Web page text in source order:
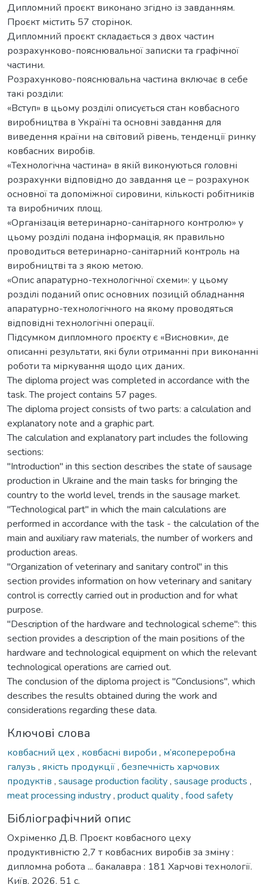
Дипломний проєкт виконано згідно із завданням.
Проєкт містить 57 сторінок.
Дипломний проєкт складається з двох частин
розрахунково-пояснювальної записки та графічної
частини.
Розрахунково-пояснювальна частина включає в себе
такі розділи:
«Вступ» в цьому розділі описується стан ковбасного
виробництва в Україні та основні завдання для
виведення країни на світовий рівень, тенденції ринку
ковбасних виробів.
«Технологічна частина» в якій виконуються головні
розрахунки відповідно до завдання це – розрахунок
основної та допоміжної сировини, кількості робітників
та виробничих площ.
«Організація ветеринарно-санітарного контролю» у
цьому розділі подана інформація, як правильно
проводиться ветеринарно-санітарний контроль на
виробництві та з якою метою.
«Опис апаратурно-технологічної схеми»: у цьому
розділі поданий опис основних позицій обладнання
апаратурно-технологічного на якому проводяться
відповідні технологічні операції.
Підсумком дипломного проєкту є «Висновки», де
описанні результати, які були отриманні при виконанні
роботи та міркування щодо цих даних.
The diploma project was completed in accordance with the
task. The project contains 57 pages.
The diploma project consists of two parts: a calculation and
explanatory note and a graphic part.
The calculation and explanatory part includes the following
sections:
"Introduction" in this section describes the state of sausage
production in Ukraine and the main tasks for bringing the
country to the world level, trends in the sausage market.
"Technological part" in which the main calculations are
performed in accordance with the task - the calculation of the
main and auxiliary raw materials, the number of workers and
production areas.
"Organization of veterinary and sanitary control" in this
section provides information on how veterinary and sanitary
control is correctly carried out in production and for what
purpose.
"Description of the hardware and technological scheme": this
section provides a description of the main positions of the
hardware and technological equipment on which the relevant
technological operations are carried out.
The conclusion of the diploma project is "Conclusions", which
describes the results obtained during the work and
considerations regarding these data.
Ключові слова
ковбасний цех , ковбасні вироби , м’ясопереробна
галузь , якість продукції, безпечність харчових
продуктів , sausage production facility, sausage products ,
meat processing industry, product quality, food safety
Бібліографічний опис
Охріменко Д.В. Проєкт ковбасного цеху
продуктивністю 2,7 т ковбасних виробів за зміну :
дипломна робота ... бакалавра : 181 Харчові технології.
Київ, 2026. 51 с.